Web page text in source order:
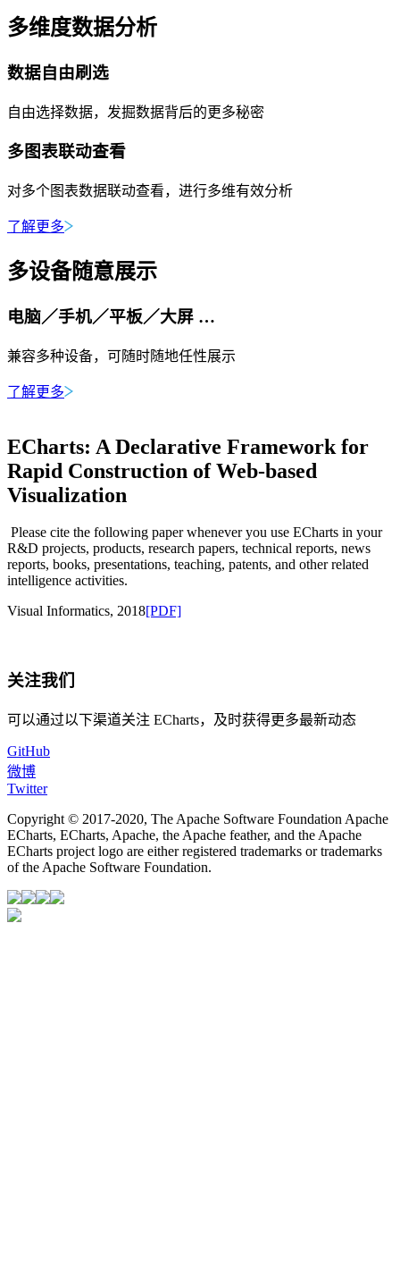
多维度数据分析
数据自由刷选
自由选择数据，发掘数据背后的更多秘密
多图表联动查看
对多个图表数据联动查看，进行多维有效分析
了解更多
多设备随意展示
电脑／手机／平板／大屏 …
兼容多种设备，可随时随地任性展示
了解更多
ECharts: A Declarative Framework for
Rapid Construction of Web-based
Visualization
Please cite the following paper whenever you use ECharts in your
R&D projects, products, research papers, technical reports, news
reports, books, presentations, teaching, patents, and other related
intelligence activities.
Visual Informatics, 2018[PDF]
关注我们
可以通过以下渠道关注 ECharts，及时获得更多最新动态
GitHub
微博
Twitter
Copyright © 2017-2020, The Apache Software Foundation Apache
ECharts, ECharts, Apache, the Apache feather, and the Apache
ECharts project logo are either registered trademarks or trademarks
of the Apache Software Foundation.